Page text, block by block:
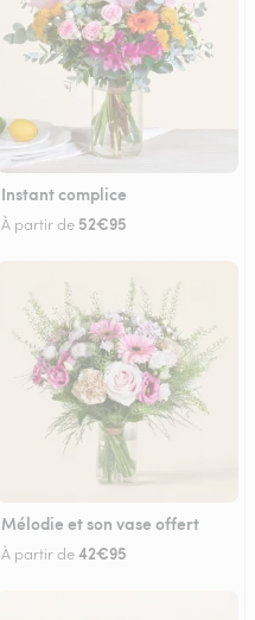
Instant complice
À partir de 52€95
Mélodie et son vase offert
À partir de42€95